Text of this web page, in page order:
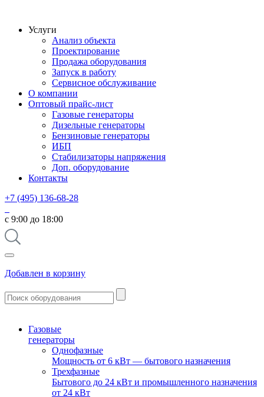
Услуги
Анализ объекта
Проектирование
Продажа оборудования
Запуск в работу
Сервисное обслуживание
О компании
Оптовый прайс-лист
Газовые генераторы
Дизельные генераторы
Бензиновые генераторы
ИБП
Стабилизаторы напряжения
Доп. оборудование
Контакты
+7 (495) 136-68-28
с 9:00 до 18:00
Добавлен в корзину
Газовые
генераторы
Однофазные
Мощность от 6 кВт — бытового назначения
Трехфазные
Бытового до 24 кВт и промышленного назначения
от 24 кВт